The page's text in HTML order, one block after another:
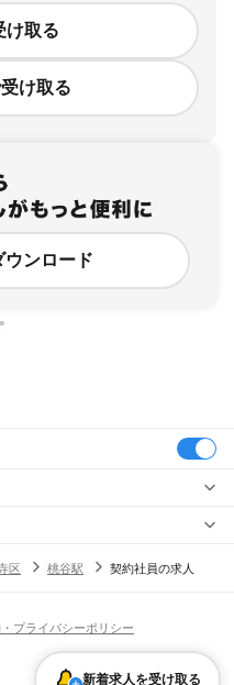
け取る
け取る
ウンロード
区西成区淀川区 鶴見区
千里丘駅 岸辺駅吹田駅
洗い場精肉・鮮魚加工
バー（BAR）・バーテンダー
区 桃谷駅 契約社員の求人
新着求人を受け取る
プライバシーポリシー